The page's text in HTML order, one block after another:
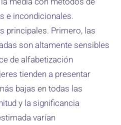
e incondicionales.
principales. Primero, las
son altamente sensibles
de alfabetización
tienden a presentar
bajas en todas las
y la significancia
varían